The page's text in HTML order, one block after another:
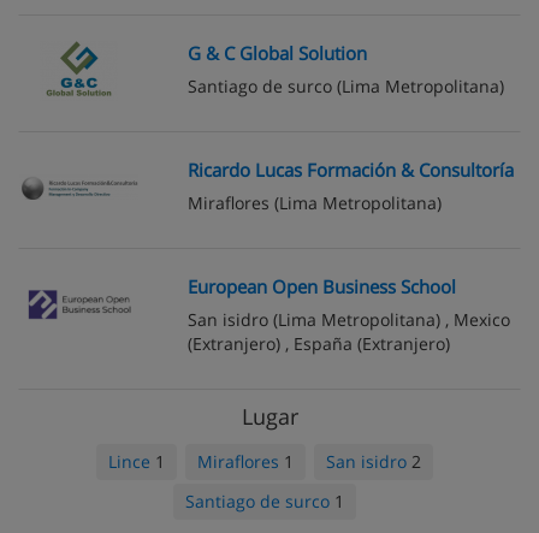
G & C Global Solution
Santiago de surco (Lima Metropolitana)
Ricardo Lucas Formación & Consultoría
Miraflores (Lima Metropolitana)
European Open Business School
San isidro (Lima Metropolitana) , Mexico
(Extranjero) , España (Extranjero)
Lugar
Lince 1 Miraflores 1 San isidro 2
Santiago de surco 1